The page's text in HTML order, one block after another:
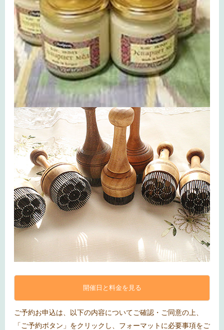
開催日と料金を見る
ご予約お申込は、以下の内容についてご確認・ご同意の上、
「ご予約ボタン」をクリックし、フォーマットに必要事項をご